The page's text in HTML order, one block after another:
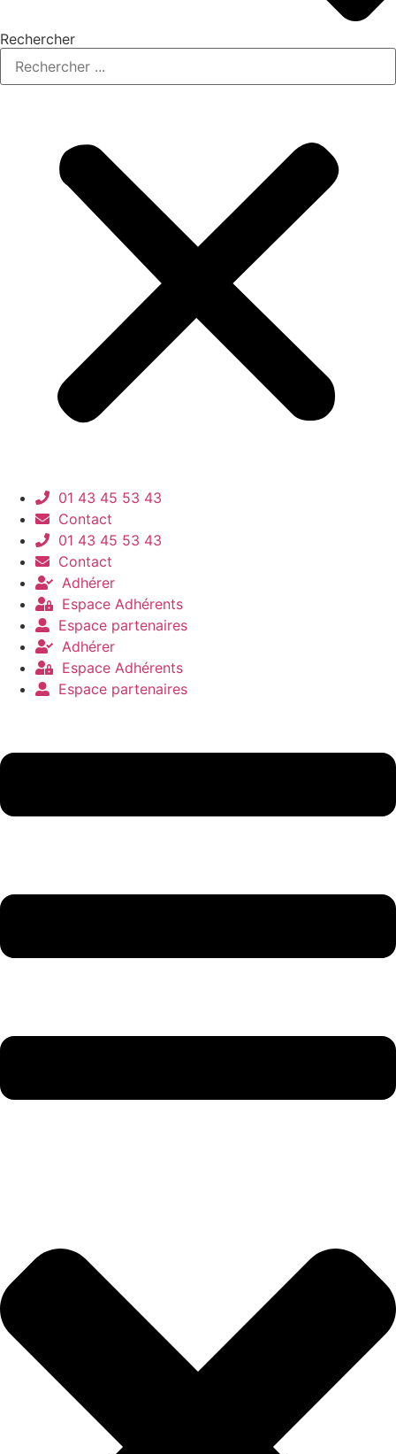
Rechercher
01 43 45 53 43
Contact
01 43 45 53 43
Contact
Adhérer
Espace Adhérents
Espace partenaires
Adhérer
Espace Adhérents
Espace partenaires